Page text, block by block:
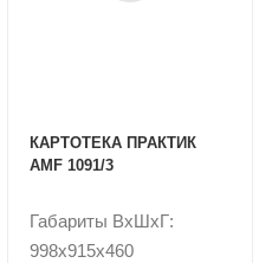
КАРТОТЕКА ПРАКТИК
AMF 1091/3
Габариты ВxШxГ:
998x915x460